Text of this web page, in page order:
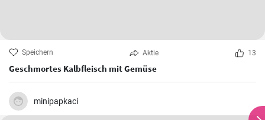
Speichern Aktie 13
Geschmortes Kalbfleisch mit Gemüse
minipapkaci